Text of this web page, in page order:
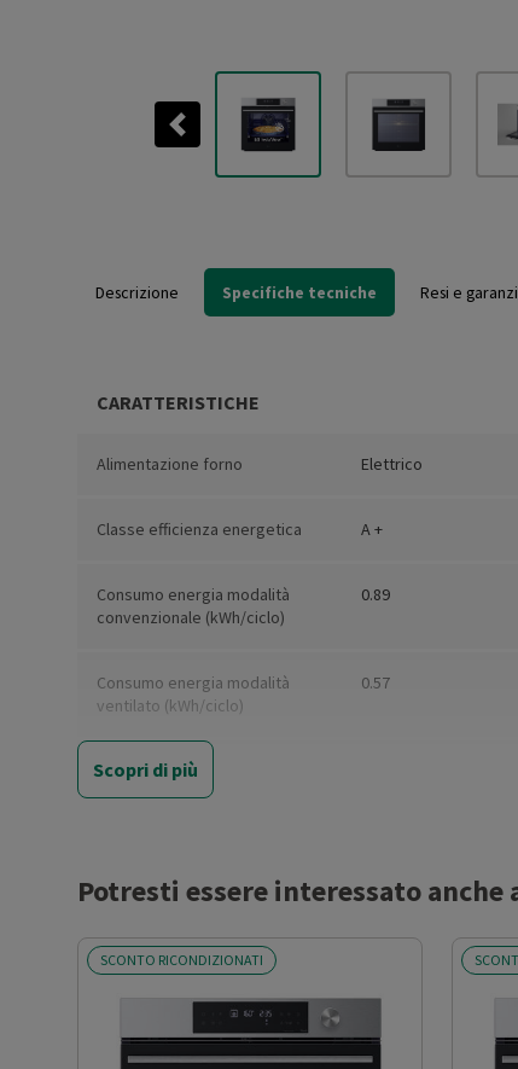
Previous
Descrizione Specifiche tecniche Resi e
CARATTERISTICHE
Alimentazione forno Elettrico
Classe efficienza energetica A +
Consumo energia modalità
convenzionale (kWh/ciclo)
0.89
Consumo energia modalità
ventilato (kWh/ciclo)
0.57
Capacità utile forno (l)
Grill elettrico Sì
Sistema di pulizia
Vapore integrato
Scopri di più
Potresti essere interessato anche
SCONTO RICONDIZIONATI